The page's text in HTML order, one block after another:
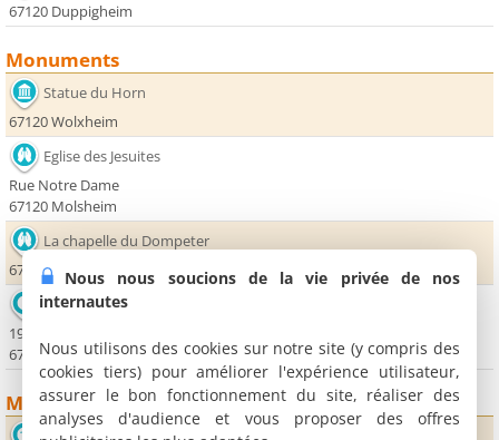
67120 Duppigheim
Monuments
Statue du Horn
67120 Wolxheim
Eglise des Jesuites
Rue Notre Dame
67120 Molsheim
La chapelle du Dompeter
67120 Avolsheim
Office de Tourisme de Molsheim-Mutzig
19 place de l'Hôtel de Ville
67120 Molsheim
Musées
Musée de la Chartreuse et Fondation Bugatti
Nous nous soucions de la vie privée de nos
internautes
Nous utilisons des cookies sur notre site (y compris des
cookies tiers) pour améliorer l'expérience utilisateur,
assurer le bon fonctionnement du site, réaliser des
analyses d'audience et vous proposer des offres